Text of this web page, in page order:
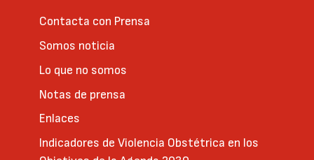
Contacta con Prensa
Somos noticia
Lo que no somos
Notas de prensa
Enlaces
Indicadores de Violencia Obstétrica en los